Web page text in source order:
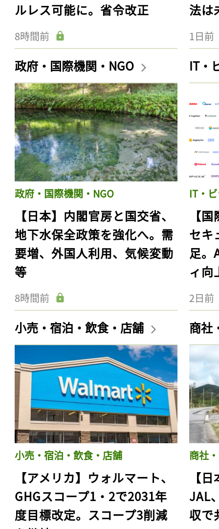
ルレス可能に。省令改正
8時間前
法は
1日前
政府・国際機関・NGO
政府・国際機関・NGO
【日本】内閣官房と国交省、
地下水保全政策を強化へ。需
要増、外国人利用、気候変動
等
8時間前
IT・
IT・
【
セキ
足。
ィ向
2日前
小売・宿泊・飲食・店舗
小売・宿泊・飲食・店舗
【アメリカ】ウォルマート、
GHGスコープ1・2で2031年
度目標改定。スコープ3削減
商社
商社
【
JAL
収で